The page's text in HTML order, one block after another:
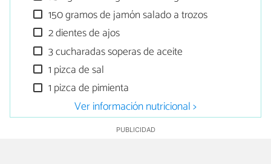
150 gramos de jamón salado a trozos
2 dientes de ajos
3 cucharadas soperas de aceite
1 pizca de sal
1 pizca de pimienta
Ver información nutricional >